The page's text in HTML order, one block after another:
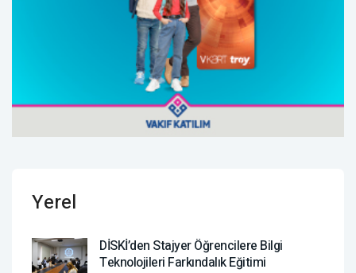
Yerel
DİSKİ’den Stajyer Öğrencilere Bilgi
Teknolojileri Farkındalık Eğitimi